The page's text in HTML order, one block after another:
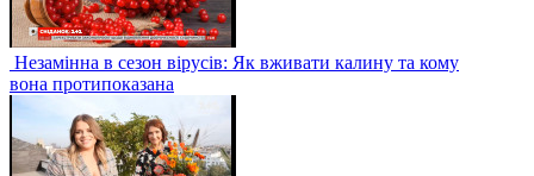
Незамінна в сезон вірусів: Як вживати калину та кому
вона протипоказана